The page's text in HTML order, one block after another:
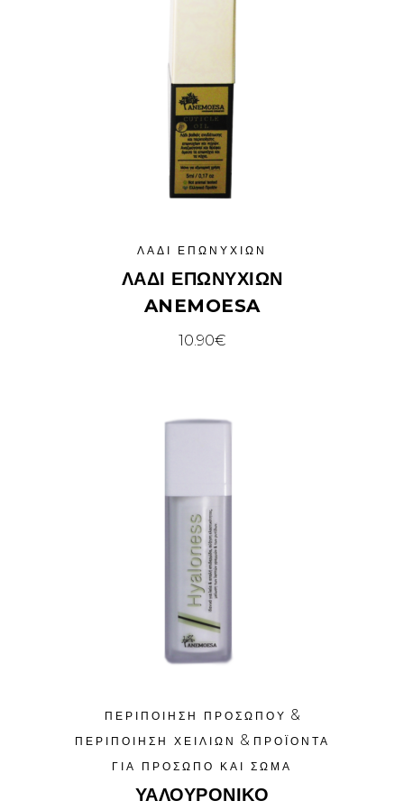
ΛΆΔΙ ΕΠΩΝΥΧΊΩΝ
ΛΆΔΙ ΕΠΩΝΎΧΙΩΝ
ANEMOESA
10.90€
ΠΕΡΙΠΟΊΗΣΗ ΠΡΟΣΏΠΟΥ &
ΠΕΡΙΠΟΊΗΣΗ ΧΕΙΛΙΏΝ & ΠΡΟΪΌΝΤΑ
ΓΙΑ ΠΡΌΣΩΠΟ ΚΑΙ ΣΏΜΑ
ΥΑΛΟΥΡΟΝΙΚΟ